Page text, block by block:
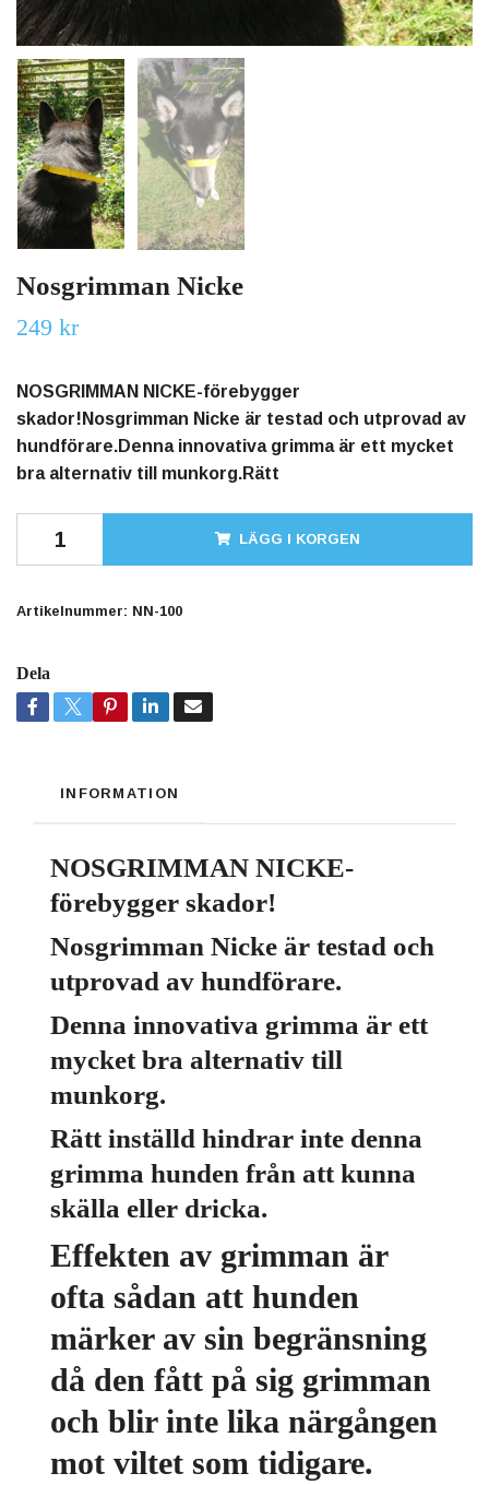
Nosgrimman Nicke
249 kr
NOSGRIMMAN NICKE-förebygger
skador!Nosgrimman Nicke är testad och utprovad av
hundförare.Denna innovativa grimma är ett mycket
bra alternativ till munkorg.Rätt
LÄGG I KORGEN
Artikelnummer: NN-100
Dela
INFORMATION
NOSGRIMMAN NICKE-
förebygger skador!
Nosgrimman Nicke är testad och
utprovad av hundförare.
Denna innovativa grimma är ett
mycket bra alternativ till
munkorg.
Rätt inställd hindrar inte denna
grimma hunden från att kunna
skälla eller dricka.
Effekten av grimman är
ofta sådan att hunden
märker av sin begränsning
då den fått på sig grimman
och blir inte lika närgången
mot viltet som tidigare.